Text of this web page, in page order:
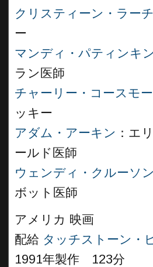
クリスティーン・ラーチ
ー
マンディ・パティンキン
ラン医師
チャーリー・コースモー
ッキー
アダム・アーキン ：エ
ールド医師
ウェンディ・クルーソン
ボット医師
アメリカ 映画
配給 タッチストーン・
1991年製作 123分